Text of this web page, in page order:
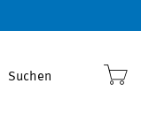
Suchen